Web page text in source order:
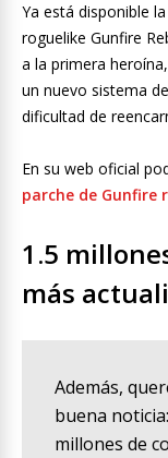
Ya está disponible
roguelike Gunfire
a la primera
un nuevo sistema
dificultad de
En su web oficial
parche de Gunfire
1.5
más
Además,
buena
millones de